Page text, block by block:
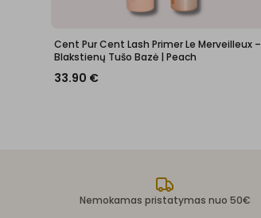
Cent Pur Cent Lash Primer Le Merveilleux –
Blakstienų Tušo Bazė | Peach
33.90 €
Nemokamas pristatymas nuo 50€